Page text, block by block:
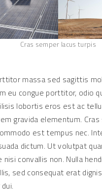
Cras semper lacus turpis
massa sed sagittis
eu congue porttitor, odio
lobortis eros est ac
gravida elementum.
est tempus nec.
dictum. Ut volutpat
nisi convallis non. Nulla
sed consequat erat